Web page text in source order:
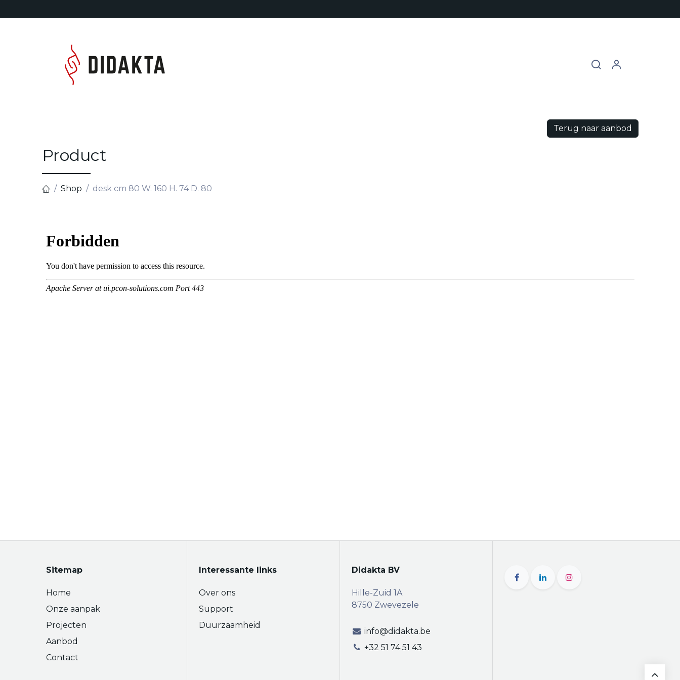
Terug naar aanbod
Product
Shop desk cm 80 W. 160 H. 74 D. 80
Sitemap
Home
Onze aanpak
Projecten
Aanbod
Contact
Interessante links
Over ons
Support
Duurzaamheid
Didakta BV
Hille-Zuid 1A
8750 Zwevezele
info@didakta.be
+32 51 74 51 43